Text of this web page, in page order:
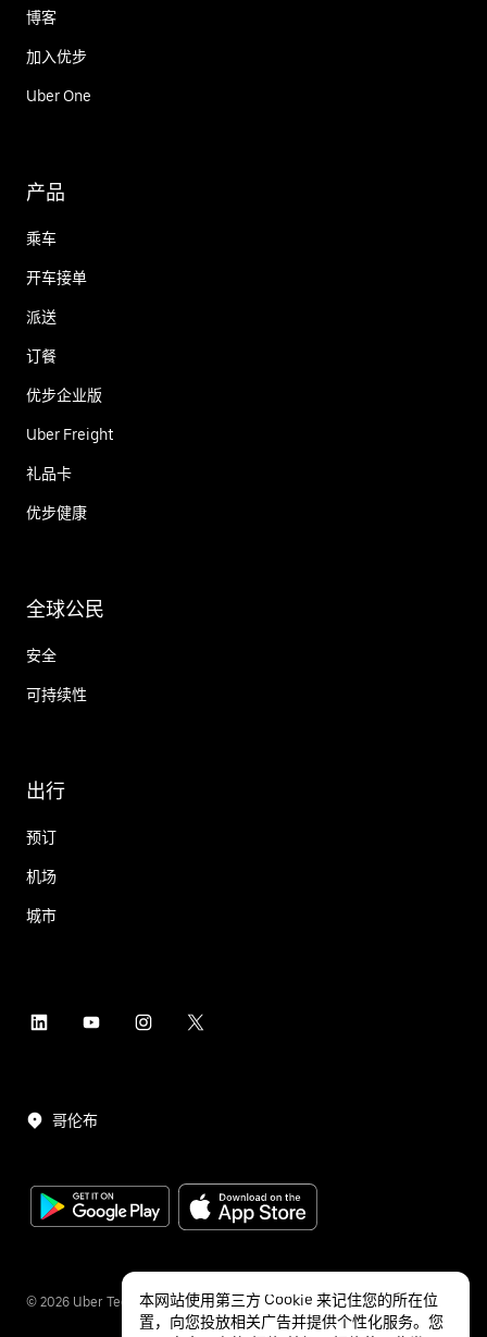
博客
加入优步
Uber One
产品
乘车
开车接单
派送
订餐
优步企业版
Uber Freight
礼品卡
优步健康
全球公民
安全
可持续性
出行
预订
机场
城市
哥伦布
© 2026 Uber Technologies Inc.
本网站使用第三方 Cookie 来记住您的所在位
置，向您投放相关广告并提供个性化服务。您